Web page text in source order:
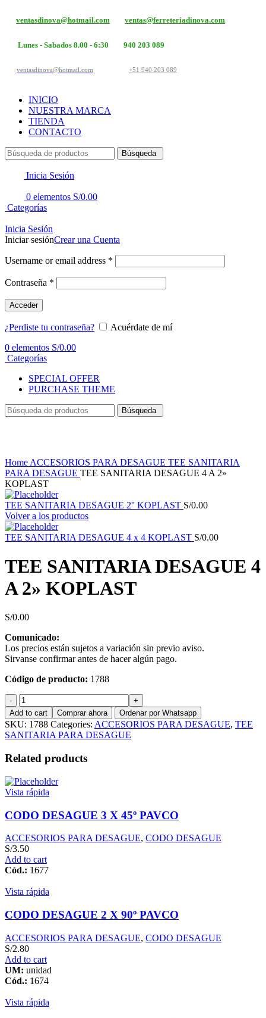
ventasdinova@hotmail.com ventas@ferreteriadinova.com
Lunes - Sabados 8.00 - 6:30 940 203 089
ventasdinova@hotmail.com +51 940 203 089
INICIO
NUESTRA MARCA
TIENDA
CONTACTO
Búsqueda
Inicia Sesión
0 elementos S/0.00
Categorías
Inicia Sesión
Iniciar sesiónCrear una Cuenta
Username or email address *
Contraseña *
Acceder
¿Perdiste tu contraseña?
Acuérdate de mí
0 elementos S/0.00
Categorías
SPECIAL OFFER
PURCHASE THEME
Búsqueda
Home ACCESORIOS PARA DESAGUE TEE SANITARIA
PARA DESAGUE TEE SANITARIA DESAGUE 4 A 2»
KOPLAST
TEE SANITARIA DESAGUE 2'' KOPLAST S/0.00
Volver a los productos
TEE SANITARIA DESAGUE 4 x 4 KOPLAST S/0.00
TEE SANITARIA DESAGUE 4
A 2» KOPLAST
S/0.00
Comunicado:
Los precios están sujetos a variación sin previo aviso.
Sirvanse confirmar antes de hacer algún pago.
Código de producto: 1788
TEE
SANITARIA
DESAGUE
4
A
2''
KOPLAST
Add to cart Comprar ahora Ordenar por Whatsapp
SKU: 1788 Categories: ACCESORIOS PARA DESAGUE, TEE
SANITARIA PARA DESAGUE
Related products
Vista rápida
CODO DESAGUE 3 X 45º PAVCO
ACCESORIOS PARA DESAGUE, CODO DESAGUE
S/3.50
Add to cart
Cód.: 1677
Vista rápida
CODO DESAGUE 2 X 90º PAVCO
ACCESORIOS PARA DESAGUE, CODO DESAGUE
S/2.80
Add to cart
UM: unidad
Cód.: 1674
Vista rápida